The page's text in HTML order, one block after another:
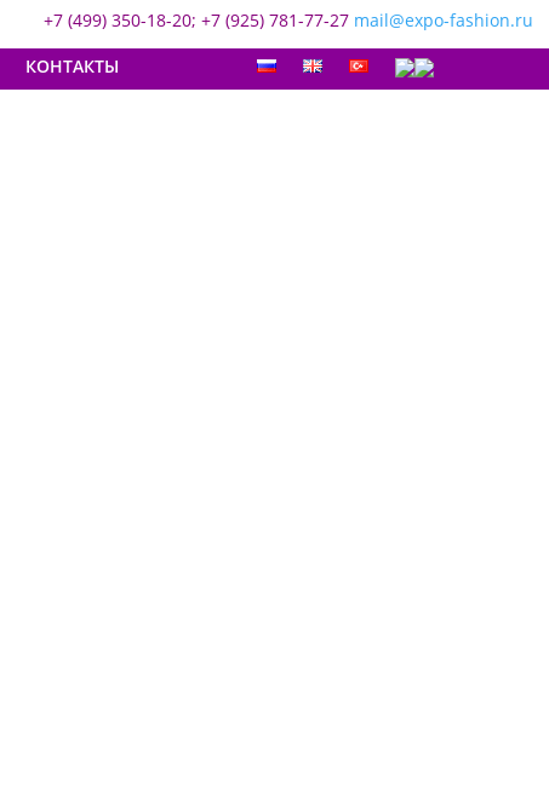
+7 (499) 350-18-20; +7 (925) 781-77-27 mail@expo-fashion.ru
КОНТАКТЫ